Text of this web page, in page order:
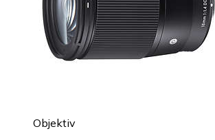
Objektiv